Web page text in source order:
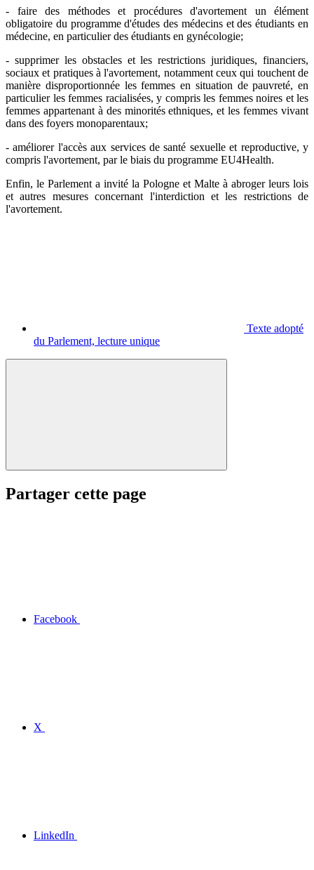
- faire des méthodes et procédures d'avortement un élément
obligatoire du programme d'études des médecins et des étudiants en
médecine, en particulier des étudiants en gynécologie;
- supprimer les obstacles et les restrictions juridiques, financiers,
sociaux et pratiques à l'avortement, notamment ceux qui touchent de
manière disproportionnée les femmes en situation de pauvreté, en
particulier les femmes racialisées, y compris les femmes noires et les
femmes appartenant à des minorités ethniques, et les femmes vivant
dans des foyers monoparentaux;
- améliorer l'accès aux services de santé sexuelle et reproductive, y
compris l'avortement, par le biais du programme EU4Health.
Enfin, le Parlement a invité la Pologne et Malte à abroger leurs lois
et autres mesures concernant l'interdiction et les restrictions de
l'avortement.
Texte adopté
du Parlement, lecture unique
Partager cette page
Facebook
X
LinkedIn